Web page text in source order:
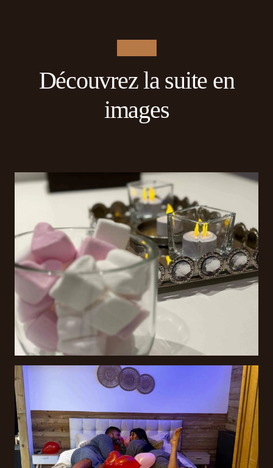
Découvrez la suite en
images